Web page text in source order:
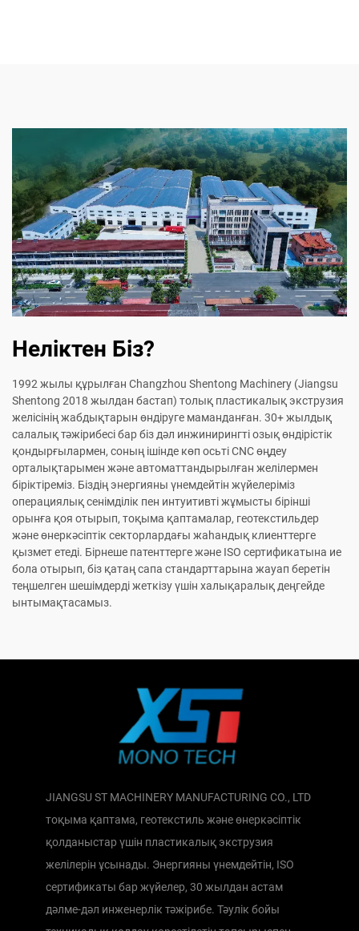
Неліктен Біз?
1992 жылы құрылған Changzhou Shentong Machinery (Jiangsu
Shentong 2018 жылдан бастап) толық пластикалық экструзия
желісінің жабдықтарын өндіруге маманданған. 30+ жылдық
салалық тәжірибесі бар біз дәл инжинирингті озық өндірістік
қондырғылармен, соның ішінде көп осьті CNC өңдеу
орталықтарымен және автоматтандырылған желілермен
біріктіреміз. Біздің энергияны үнемдейтін жүйелеріміз
операциялық сенімділік пен интуитивті жұмысты бірінші
орынға қоя отырып, тоқыма қаптамалар, геотекстильдер
және өнеркәсіптік секторлардағы жаһандық клиенттерге
қызмет етеді. Бірнеше патенттерге және ISO сертификатына ие
бола отырып, біз қатаң сапа стандарттарына жауап беретін
теңшелген шешімдерді жеткізу үшін халықаралық деңгейде
ынтымақтасамыз.
JIANGSU ST MACHINERY MANUFACTURING CO., LTD
тоқыма қаптама, геотекстиль және өнеркәсіптік
қолданыстар үшін пластикалық экструзия
желілерін ұсынады. Энергияны үнемдейтін, ISO
сертификаты бар жүйелер, 30 жылдан астам
дәлме-дәл инженерлік тәжірибе. Тәулік бойы